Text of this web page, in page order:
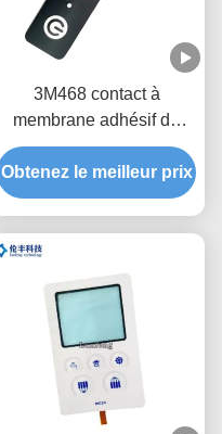
3M468 contact à
membrane adhésif de
l'arrière FPC LED bon
scellant le lancement de
1.0mm
Obtenez le meilleur prix